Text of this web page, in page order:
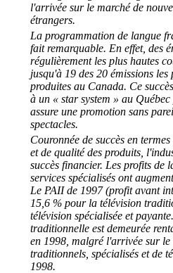
l'arrivée sur le marché de
étrangers.
La programmation de langue
fait remarquable. En effet, des
régulièrement les plus hautes
jusqu'à 19 des 20 émissions
produites au Canada. Ce
à un « star system » au
assure une promotion sans
spectacles.
Couronnée de succès en
et de qualité des produits,
succès financier. Les profits de
services spécialisés ont
Le PAII de 1997 (profit avant
15,6 % pour la télévision
télévision spécialisée et
traditionnelle est demeurée
en 1998, malgré l'arrivée sur le
traditionnels, spécialisés et de
1998.